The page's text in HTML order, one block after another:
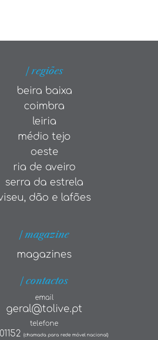
| regiões
beira baixa
coimbra
leiria
médio tejo
oeste
ria de aveiro
serra da estrela
dão e lafões
| magazine
magazines
| contactos
email
geral@tolive.pt
telefone
(chamada para rede móvel nacional)